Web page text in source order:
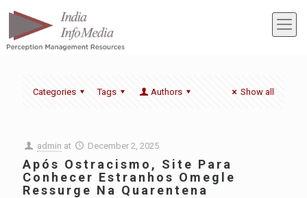
Categories Tags Authors Show all
admin at December 2, 2025
Após Ostracismo, Site Para
Conhecer Estranhos Omegle
Ressurge Na Quarentena